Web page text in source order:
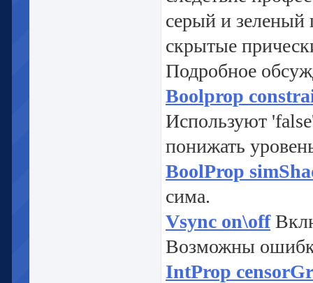
серый и зеленый
скрытые
Подробное
Boolprop
Используют
понижать
BoolProp
сима.
Vsync on\off
Возможны
IntProp